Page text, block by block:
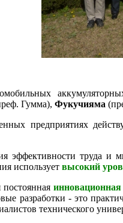
Гумма), Фукучияма
предприятиях
эффективности труда и
использует высокий
постоянная инновационная
разработки - это
технического